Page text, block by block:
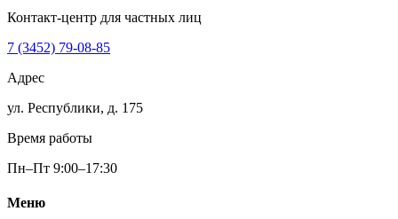
Контакт-центр для частных лиц
7 (3452) 79-08-85
Адрес
ул. Республики, д. 175
Время работы
Пн–Пт 9:00–17:30
Меню